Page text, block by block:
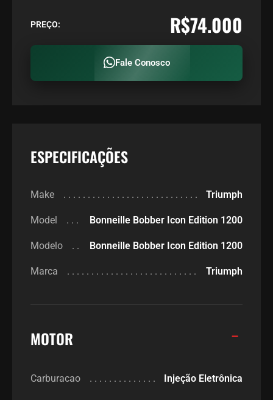
PREÇO: R$74.000
Fale Conosco
ESPECIFICAÇÕES
Make Triumph
Model Bonneille Bobber Icon Edition 1200
Modelo Bonneille Bobber Icon Edition 1200
Marca Triumph
MOTOR
Carburacao Injeção Eletrônica